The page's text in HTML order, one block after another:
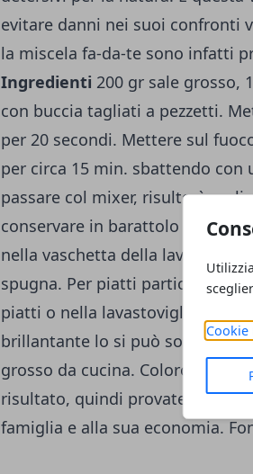
Cookie
evitare danni nei suoi confronti
la miscela fa-da-te sono infatti
Ingredienti 200 gr sale grosso,
con buccia tagliati a pezzetti.
per 20 secondi. Mettere sul
per circa 15 min. sbattendo
passare col mixer, risulterà un
conservare in barattolo di vetro
nella vaschetta della
spugna. Per piatti
piatti o nella lavastoviglie si può
brillantante lo si può sostituire
grosso da cucina. Coloro che
risultato, quindi provatelo,
famiglia e alla sua economia.